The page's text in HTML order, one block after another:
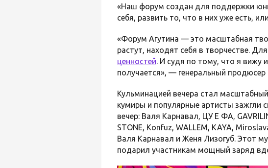
«Наш форум создан для поддержки
себя, развить то, что в них уже есть,
«Форум Агутина — это масштабная
растут, находят себя в творчестве.
ценностей. И судя по тому, что я вижу
получается», — генеральный
Кульминацией вечера стал
кумиры и популярные артисты зажгли
вечер: Валя Карнавал, ЦУ Е ФА,
STONE, Konfuz, WALLEM, KAYA,
Валя Карнавал и Женя Лизогуб. Этот
подарил участникам мощный заряд